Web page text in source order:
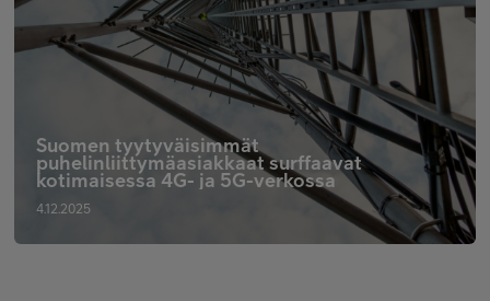
Suomen tyytyväisimmät
puhelinliittymäasiakkaat surffaavat
kotimaisessa 4G- ja 5G-verkossa
4.12.2025